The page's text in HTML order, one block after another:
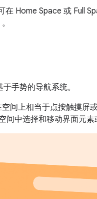
Home Space 或 Full
手势的导航系统。
间上相当于点按触摸屏
中选择和移动界面元素